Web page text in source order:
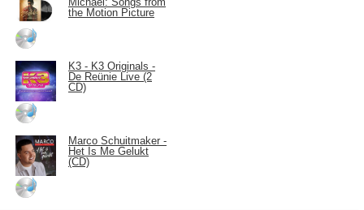
the Motion Picture
K3 - K3 Originals -
De Reünie Live (2
CD)
Marco Schuitmaker -
Het Is Me Gelukt
(CD)